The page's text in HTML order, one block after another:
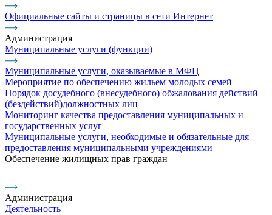
Официальные сайты и страницы в сети Интернет
Администрация
Муниципальные услуги (функции)
Муниципальные услуги, оказываемые в МФЦ
Мероприятие по обеспечению жильем молодых семей
Порядок досудебного (внесудебного) обжалования действий
(бездействий)должностных лиц
Мониторинг качества предоставления муниципальных и
государственных услуг
Муниципальные услуги, необходимые и обязательные для
предоставления муниципальными учреждениями
Обеспечение жилищных прав граждан
Администрация
Деятельность